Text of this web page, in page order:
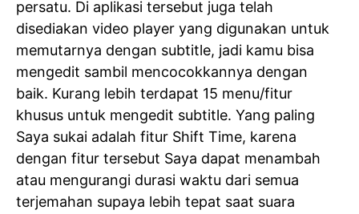
persatu. Di aplikasi tersebut juga telah
disediakan video player yang digunakan untuk
memutarnya dengan subtitle, jadi kamu bisa
mengedit sambil mencocokkannya dengan
baik. Kurang lebih terdapat 15 menu/fitur
khusus untuk mengedit subtitle. Yang paling
Saya sukai adalah fitur Shift Time, karena
dengan fitur tersebut Saya dapat menambah
atau mengurangi durasi waktu dari semua
terjemahan supaya lebih tepat saat suara